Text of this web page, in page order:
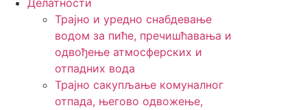
Делатности
Трајно и уредно снабдевање
водом за пиће, пречишћавања и
одвођење атмосферских и
отпадних вода
Трајно сакупљање комуналног
отпада, његово одвожење,